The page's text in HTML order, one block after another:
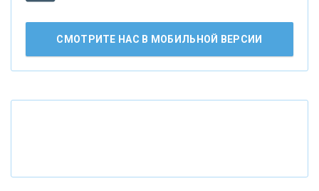
АО «КРЕДИТ ЕВРОПА БАНК»
СМОТРИТЕ НАС В МОБИЛЬНОЙ ВЕРСИИ